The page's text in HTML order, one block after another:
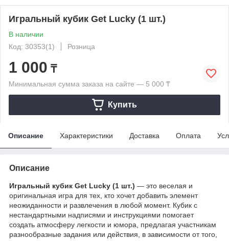
Игральный кубик Get Lucky (1 шт.)
В наличии
Код: 30353(1)
Розница
1 000 ₸
Минимальная сумма заказа на сайте — 5 000 ₸
Купить
Описание Характеристики Доставка Оплата
Описание
Игральный кубик Get Lucky (1 шт.) — это веселая и
оригинальная игра для тех, кто хочет добавить элемент
неожиданности и развлечения в любой момент. Кубик с
нестандартными надписями и инструкциями помогает
создать атмосферу легкости и юмора, предлагая участникам
разнообразные задания или действия, в зависимости от того,